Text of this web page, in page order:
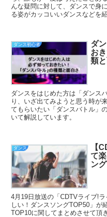
んな疑問に対して、ダンスで身
る姿がカッコいいダンスなどを
ダンス初心者
ダ
お
類
ダンスをはじめた方は「ダンス
り、いざ出てみようと思う時が
てもらいたい「ダンスバトル」
いて解説しています。
ダンス
【
て
ン
4月19日放送の「CDTVライブ!
しい！ダンスソングTOP50」が
TOP10に関してまとめさせて頂